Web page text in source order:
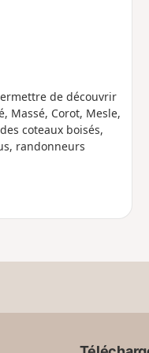
de découvrir
Massé, Corot, Mesle,
coteaux boisés,
randonneurs